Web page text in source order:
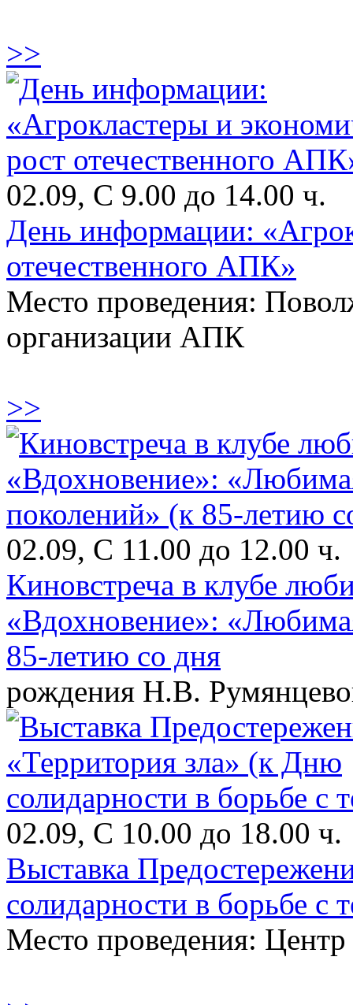
>>
02.09, С 9.00 до 14.00 ч.
День информации:
отечественного АПК»
Место проведения:
организации АПК
>>
02.09, С 11.00 до 12.00 ч.
Киновстреча в клубе
«Вдохновение»:
85-летию со дня
рождения Н.В.
02.09, С 10.00 до 18.00 ч.
Выставка
солидарности в борьбе с
Место проведения: